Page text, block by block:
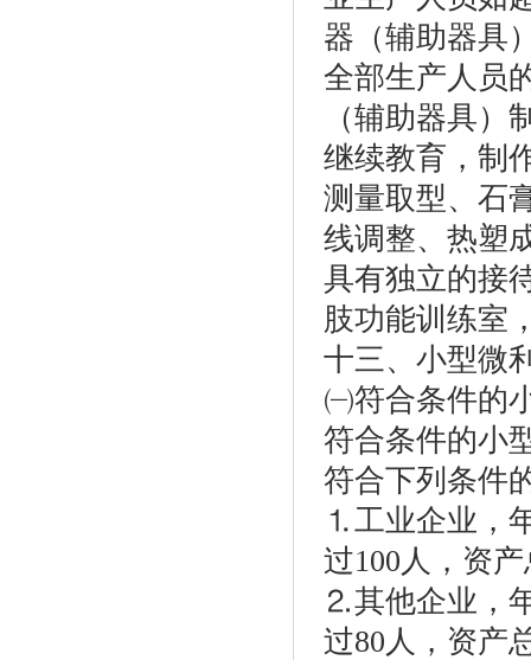
器（辅助器具
全部生产人员
（辅助器具
继续教育，制
测量取型、石
线调整、热塑
具有独立的接
肢功能训练室
十三、小型微
㈠符合条件的
符合条件的小
符合下列条件
⒈工业企业，
过100人，资
⒉其他企业，
过80人，资产